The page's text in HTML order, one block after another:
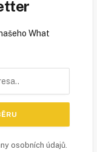
What
osobních údajů.